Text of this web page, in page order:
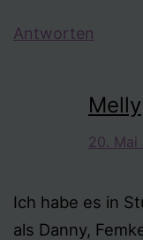
Antworten
Melly
20. Mai
Ich habe es in
als Danny,